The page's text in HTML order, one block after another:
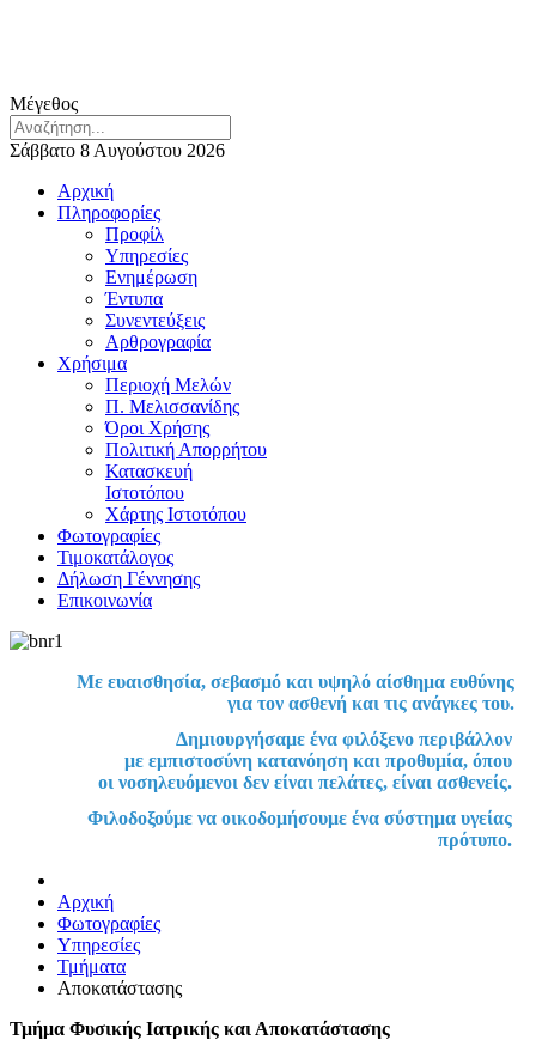
Μέγεθος
Σάββατο 8 Αυγούστου 2026
Αρχική
Πληροφορίες
Προφίλ
Υπηρεσίες
Ενημέρωση
Έντυπα
Συνεντεύξεις
Αρθρογραφία
Χρήσιμα
Περιοχή Μελών
Π. Μελισσανίδης
Όροι Χρήσης
Πολιτική Απορρήτου
Κατασκευή
Ιστοτόπου
Χάρτης Ιστοτόπου
Φωτογραφίες
Τιμοκατάλογος
Δήλωση Γέννησης
Επικοινωνία
Με ευαισθησία, σεβασμό και υψηλό αίσθημα ευθύνης
για τον ασθενή και τις ανάγκες του.
Δημιουργήσαμε ένα φιλόξενο περιβάλλον
με εμπιστοσύνη κατανόηση και προθυμία, όπου
οι νοσηλευόμενοι δεν είναι πελάτες, είναι ασθενείς.
Φιλοδοξούμε να οικοδομήσουμε ένα σύστημα υγείας
πρότυπο.
Αρχική
Φωτογραφίες
Υπηρεσίες
Τμήματα
Αποκατάστασης
Τμήμα Φυσικής Ιατρικής και Αποκατάστασης